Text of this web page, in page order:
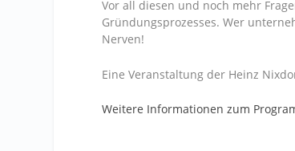
Vor all diesen und noch mehr
Gründungsprozesses. Wer
Nerven!
Eine Veranstaltung der Heinz
Weitere Informationen zum